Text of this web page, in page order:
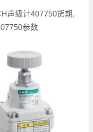
声级计407750货期,
参数